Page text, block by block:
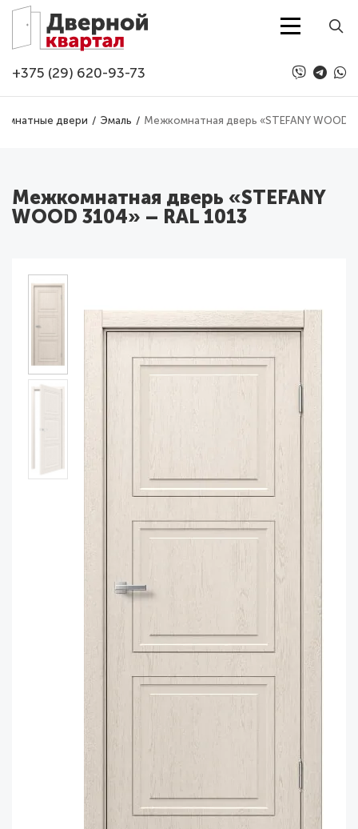
Перейти к основному содержанию
+375 (29) 620-93-73
двери Эмаль Межкомнатная дверь «STEFANY WOOD
Межкомнатная дверь «STEFANY
WOOD 3104» – RAL 1013